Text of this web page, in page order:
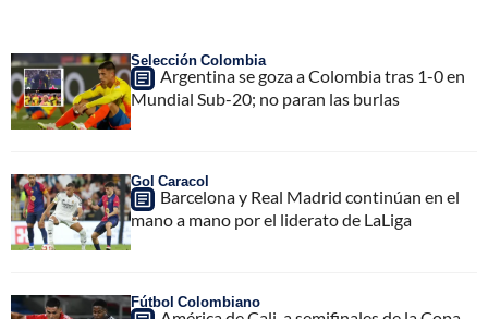
Selección Colombia
Argentina se goza a Colombia tras 1-0 en
Mundial Sub-20; no paran las burlas
Gol Caracol
Barcelona y Real Madrid continúan en el
mano a mano por el liderato de LaLiga
Fútbol Colombiano